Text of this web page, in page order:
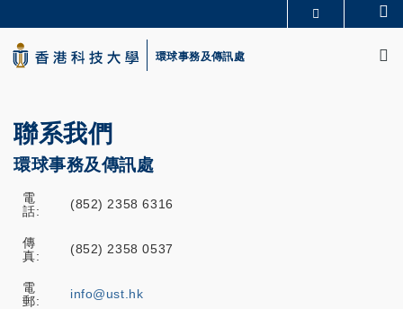
to
main
content
生活@科大
環球事務及傳訊處
聯系我們
環球事務及傳訊處
電
話:
(852) 2358 6316
傳
真:
(852) 2358 0537
電
郵:
info@ust.hk